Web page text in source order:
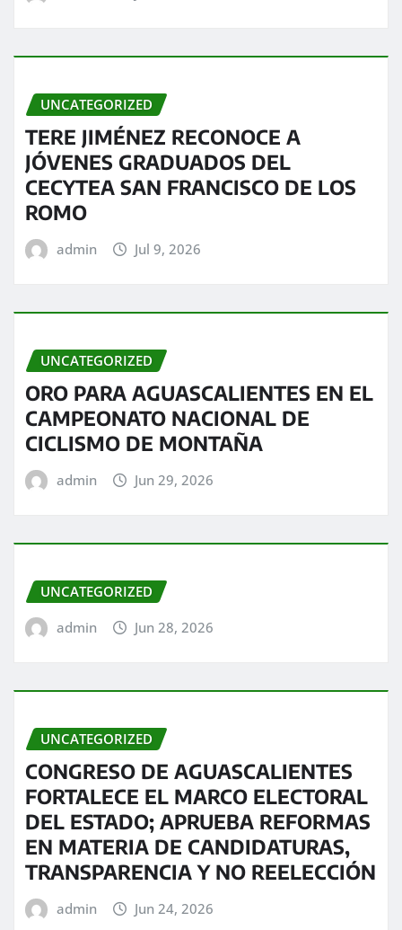
UNCATEGORIZED
TERE JIMÉNEZ RECONOCE A
JÓVENES GRADUADOS DEL
CECYTEA SAN FRANCISCO DE LOS
ROMO
admin Jul 9, 2026
UNCATEGORIZED
ORO PARA AGUASCALIENTES EN EL
CAMPEONATO NACIONAL DE
CICLISMO DE MONTAÑA
admin Jun 29, 2026
UNCATEGORIZED
admin
Jun 28, 2026
UNCATEGORIZED
CONGRESO DE AGUASCALIENTES
FORTALECE EL MARCO ELECTORAL
DEL ESTADO; APRUEBA REFORMAS
EN MATERIA DE CANDIDATURAS,
TRANSPARENCIA Y NO REELECCIÓN
admin Jun 24, 2026